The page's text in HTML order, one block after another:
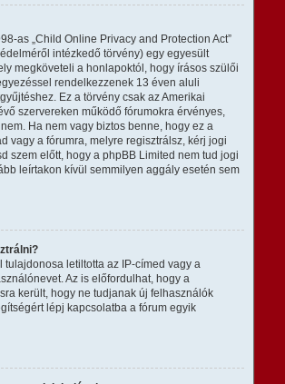
as „Child Online Privacy and Protection Act”
intézkedő törvény) egy egyesült
megköveteli a honlapoktól, hogy írásos szülői
rendelkezzenek 13 éven aluli
Ez a törvény csak az Amerikai
szervereken működő fórumokra érvényes,
Ha nem vagy biztos benne, hogy ez a
vagy a fórumra, melyre regisztrálsz, kérj jogi
szem előtt, hogy a phpBB Limited nem tud jogi
leírtakon kívül semmilyen aggály esetén sem
tulajdonosa letiltotta az IP-címed vagy a
Az is előfordulhat, hogy a
került, hogy ne tudjanak új felhasználók
lépj kapcsolatba a fórum egyik